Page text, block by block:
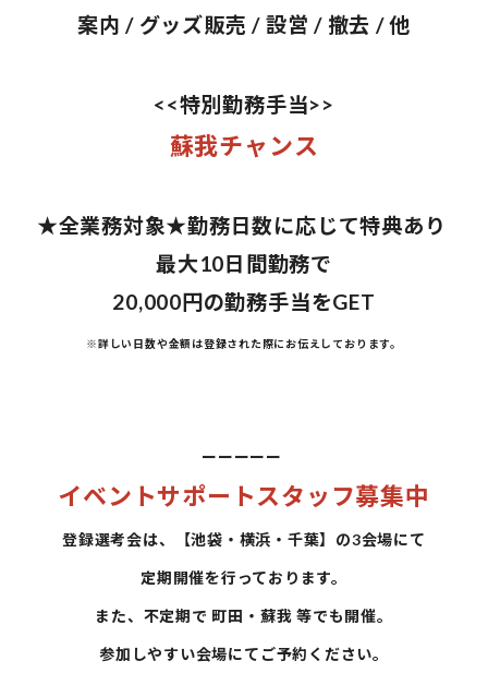
案内 / グッズ販売 / 設営 / 撤去 / 他
<<特別勤務手当>>
蘇我チャンス
★全業務対象★勤務日数に応じて特典あり
最大10日間勤務で
20,000円の勤務手当をGET
※詳しい日数や金額は登録された際にお伝えしております。
ーーーーー
イベントサポートスタッフ募集中
登録選考会は、【池袋・横浜・千葉】 の3会場にて
定期開催を行っております。
また、不定期で 町田・蘇我 等でも開催。
参加しやすい会場にてご予約ください。